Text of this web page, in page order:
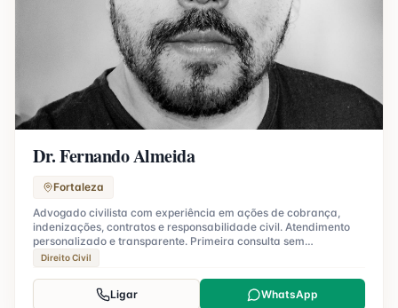
Dr. Fernando Almeida
Fortaleza
Advogado civilista com experiência em ações de cobrança,
indenizações, contratos e responsabilidade civil. Atendimento
personalizado e transparente. Primeira consulta sem
compromisso.
Direito Civil
Ligar WhatsApp